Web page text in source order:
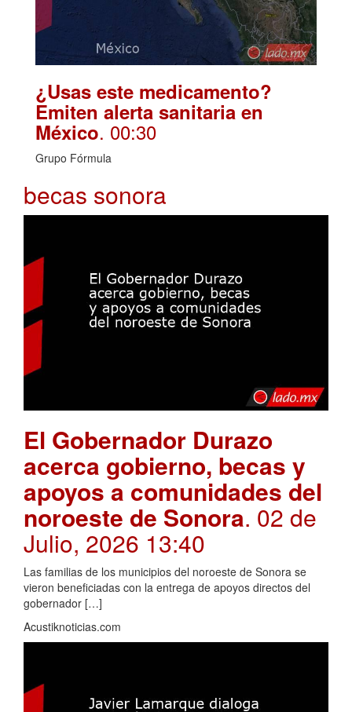
¿Usas este medicamento?
Emiten alerta sanitaria en
México. 00:30
Grupo Fórmula
becas sonora
El Gobernador Durazo
acerca gobierno, becas y
apoyos a comunidades del
noroeste de Sonora. 02 de
Julio, 2026 13:40
Las familias de los municipios del noroeste de Sonora se
vieron beneficiadas con la entrega de apoyos directos del
gobernador […]
Acustiknoticias.com